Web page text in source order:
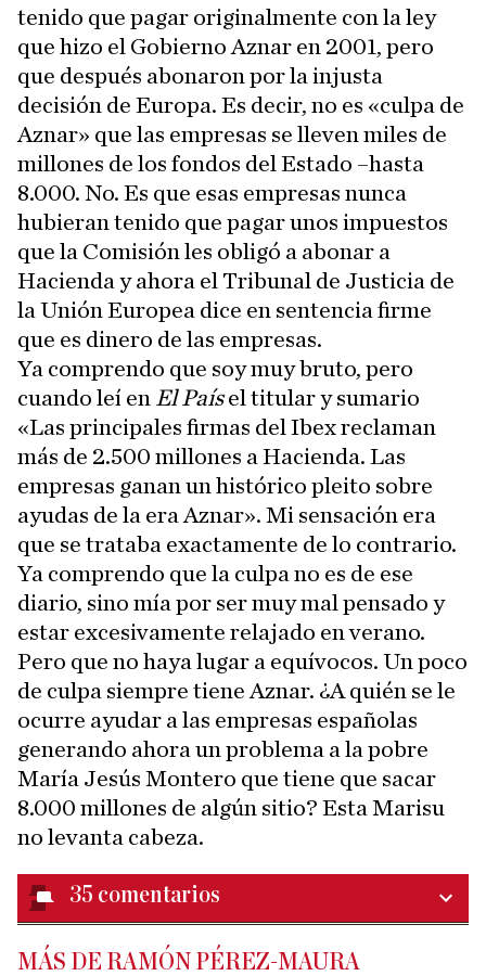
tenido que pagar originalmente con la ley
que hizo el Gobierno Aznar en 2001, pero
que después abonaron por la injusta
decisión de Europa. Es decir, no es «culpa de
Aznar» que las empresas se lleven miles de
millones de los fondos del Estado –hasta
8.000. No. Es que esas empresas nunca
hubieran tenido que pagar unos impuestos
que la Comisión les obligó a abonar a
Hacienda y ahora el Tribunal de Justicia de
la Unión Europea dice en sentencia firme
que es dinero de las empresas.
Ya comprendo que soy muy bruto, pero
cuando leí en El Paísel titular y sumario
«Las principales firmas del Ibex reclaman
más de 2.500 millones a Hacienda. Las
empresas ganan un histórico pleito sobre
ayudas de la era Aznar». Mi sensación era
que se trataba exactamente de lo contrario.
Ya comprendo que la culpa no es de ese
diario, sino mía por ser muy mal pensado y
estar excesivamente relajado en verano.
Pero que no haya lugar a equívocos. Un poco
de culpa siempre tiene Aznar. ¿A quién se le
ocurre ayudar a las empresas españolas
generando ahora un problema a la pobre
María Jesús Montero que tiene que sacar
8.000 millones de algún sitio? Esta Marisu
no levanta cabeza.
35 comentarios
MÁS DE RAMÓN PÉREZ-MAURA